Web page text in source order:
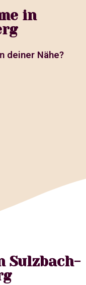
in
deiner Nähe?
Sulzbach-